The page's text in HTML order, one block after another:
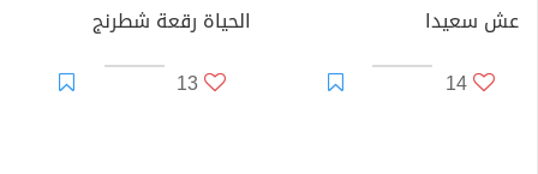
عش سعيدا
14
الحياة رقعة شطرنج
13